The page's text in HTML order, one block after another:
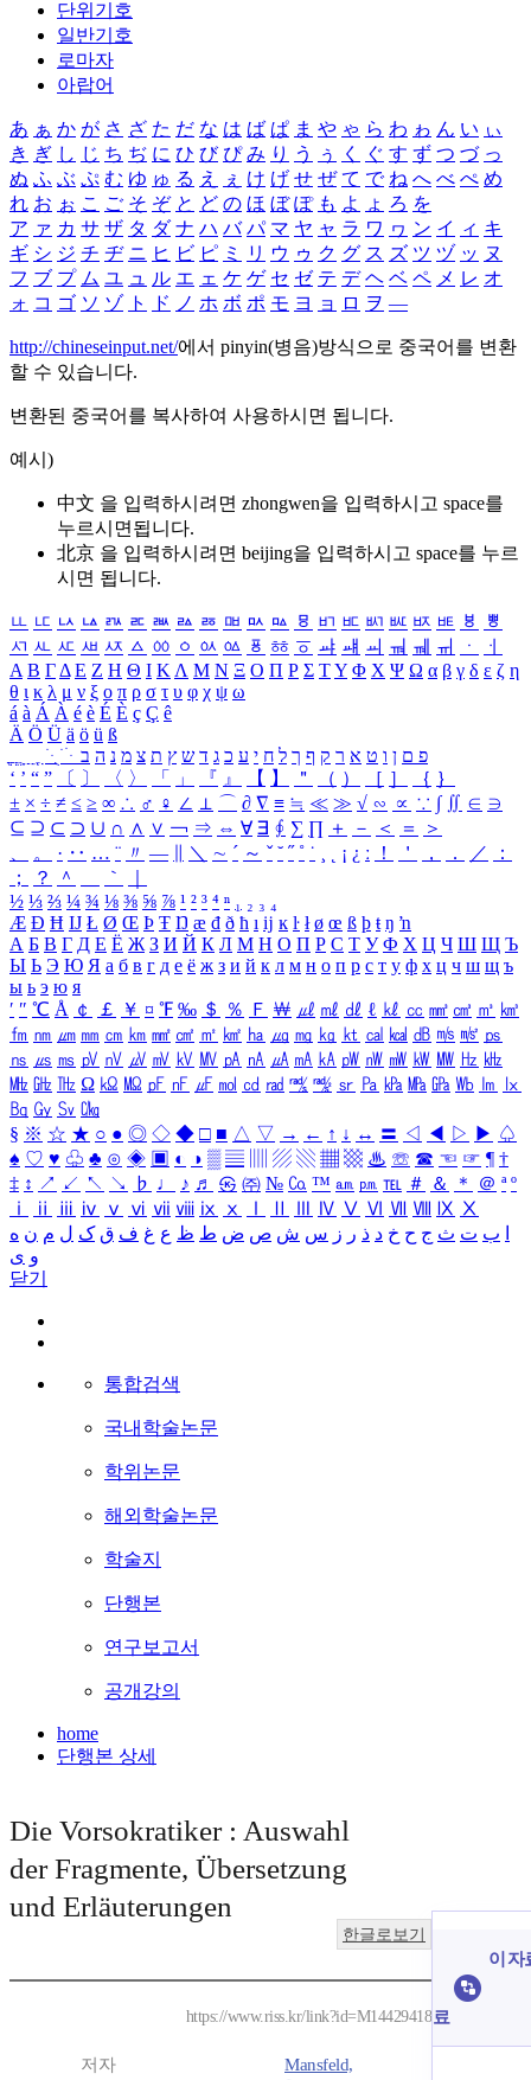
단위기호
일반기호
로마자
아랍어
あ ぁ か が さ ざ た だ な は ば ぱ ま や ゃ ら わ ゎ ん い ぃ
き ぎ し じ ち ぢ に ひ び ぴ み り う ぅ く ぐ す ず つ づ っ
ぬ ふ ぶ ぷ む ゆ ゅ る え ぇ け げ せ ぜ て で ね へ べ ぺ め
れ お ぉ こ ご そ ぞ と ど の ほ ぼ ぽ も よ ょ ろ を
ア ァ カ サ ザ タ ダ ナ ハ バ パ マ ヤ ャ ラ ワ ヮ ン イ ィ キ
ギ シ ジ チ ヂ ニ ヒ ビ ピ ミ リ ウ ゥ ク グ ス ズ ツ ヅ ッ ヌ
フ ブ プ ム ユ ュ ル エ ェ ケ ゲ セ ゼ テ デ ヘ ベ ペ メ レ オ
ォ コ ゴ ソ ゾ ト ド ノ ホ ボ ポ モ ヨ ョ ロ ヲ ―
http://chineseinput.net/에서 pinyin(병음)방식으로 중국어를 변환
할 수 있습니다.
변환된 중국어를 복사하여 사용하시면 됩니다.
예시)
中文 을 입력하시려면 zhongwen을 입력하시고 space를
누르시면됩니다.
北京 을 입력하시려면 beijing을 입력하시고 space를 누르
시면 됩니다.
ㅥ ㅦ ㅧ ㅨ ㅩ ㅪ ㅫ ㅬ ㅭ ㅮ ㅯ ㅰ ㅱ ㅲ ㅳ ㅴ ㅵ ㅶ ㅷ ㅸ
ㅹ
ㅺ ㅻ ㅼ ㅽ ㅾ ㅿ ㆀ ㆁ ㆂ ㆃ ㆄ ㆅ ㆆ ㆇ ㆈ ㆉ ㆊ ㆋ ㆌ ㆍ
ㆎ
Α Β ΓΔ Ε Ζ Η Θ Ι ΚΛ Μ Ν Ξ Ο Π Ρ Σ ΤΥ Φ Χ Ψ Ω α β γ δ ε ζ η
θ ι κ λ μ ν ξ ο π ρ σ τ υ φ χ ψ ω
á à Á À é è É È ç Ç ê
Ä Ö Ü ä ö ü ß
ִֶֹ ֻּ ׁׂ פ ם ן ו ט א ר ק ף ך ל ח י ע כ ג ד ש ץ ת צ מ נ ה ב
‘ ’ “ ” 〔 〕 〈 〉 「 」 『 』 【 】 ＂ （ ） ［ ］ ｛ ｝
± × ÷ ≠ ≤ ≥ ∞ ∴ ♂ ♀ ∠ ⊥ ⌒ ∂ ∇ ≡ ≒ ≪ ≫ √ ∽ ∝ ∵ ∫ ∬ ∈ ∋
⊆ ⊇ ⊂ ⊃ ∪ ∩ ∧ ∨ ￢ ⇒ ⇔ ∀ ∃ ∮ ∑ ∏ ＋ － ＜ ＝
＞
、
。 · ‥ … ¨ 〃 ― ＼ ∼ ´ ～ ˇ ˘ ˝ ˚ ˙ ¸ ¡ ¿ ː ！ ＇ ， ． ／
：
；
？ ＾ ｀
½ ⅓ ⅔ ¼ ¾ ⅛ ⅜ ⅝ ⅞ ¹ ² ³ ⁴ ⁿ ₁ ₂ ₃ ₄
Æ Ð Ħ Ĳ Ł Ø Œ Þ Ŧ Ŋ æ đ ð ħ ı ĳ ĸ ŀ ł ø œ ß þ ŧ ŋ ŉ
А Б В Г Д Е Ё Ж З И Й К Л М Н О П Р С Т У Ф Х Ц Ч Ш Щ Ъ
Ы Ь Э Ю Я а б в г д е ё ж з и й к л м н о п р с т у ф х ц ч ш щ ъ
ы ь э ю я
′ ″ ℃ Å ￠ ￡ ￥ ¤ ℉ ‰ ＄ ％ Ｆ ￦ ㎕ ㎖ ㎗ ℓ ㎘ ㏄ ㎣ ㎤ ㎥ ㎦
㎙ ㎚ ㎛ ㎜ ㎝ ㎞ ㎟ ㎠ ㎡ ㎢ ㏊ ㎍ ㎎ ㎏ ㏏ ㎈ ㎉ ㏈ ㎧ ㎨ ㎰
㎱ ㎲ ㎳ ㎴ ㎵ ㎶ ㎷ ㎸ ㎹ ㎀ ㎁ ㎂ ㎃ ㎄ ㎺ ㎻ ㎽ ㎾ ㎿ ㎐ ㎑
㎒ ㎓ ㎔ Ω ㏀ ㏁ ㎊ ㎋ ㎌ ㏖ ㏅ ㎭ ㎮ ㎯ ㏛ ㎩ ㎪ ㎫ ㎬ ㏝ ㏐
㏓
㏃ ㏉ ㏜ ㏆
§ ※ ☆ ★ ○ ● ◎ ◇ ◆ □ ■ △ ▽ → ← ↑ ↓ ↔ 〓 ◁ ◀ ▷ ▶ ♤
♠ ♡ ♥ ♧ ♣ ⊙ ◈ ▣ ◐ ◑ ▒ ▤ ▨ ▧ ▦ ▩ ♨ ☏ ☎ ☜ ☞ ¶ †
‡ ↕ ↗ ↙ ↖ ↘ ♭ ♩ ♪ ♬ ㉿ ㈜ № ㏇ ™ ㏂ ㏘ ℡ ＃ ＆ ＊ ＠ ª º
ⅰ
ⅱ ⅲ ⅳ ⅴ ⅵ ⅶ ⅷ ⅸ ⅹ Ⅳ Ⅴ Ⅵ Ⅶ Ⅷ Ⅸ Ⅹ
ب ت ث ج ح خ د ذ ر ز س ش ص ض ط ظ ع غ ف ق ک ل م ن ه
و ی
닫기
통합검색
국내학술논문
학위논문
해외학술논문
학술지
단행본
연구보고서
공개강의
home
단행본 상세
Die Vorsokratiker : Auswahl
der Fragmente, Übersetzung
und Erläuterungen
한글로보기
https://www.riss.kr/link?id=M14429418
저자
Mansfeld,
이 자
료